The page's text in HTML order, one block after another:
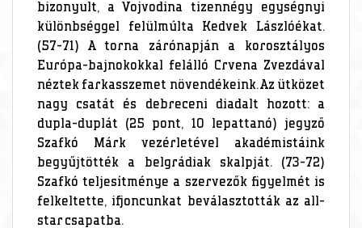
bizonyult, a Vojvodina tizennégy egységnyi
különbséggel felülmúlta Kedvek Lászlóékat.
(57-71) A torna zárónapján a korosztályos
Európa-bajnokokkal felálló Crvena Zvezdával
néztek farkasszemet növendékeink. Az ütközet
nagy csatát és debreceni diadalt hozott: a
dupla-duplát (25 pont, 10 lepattanó) jegyző
Szafkó Márk vezérletével akadémistáink
begyűjtötték a belgrádiak skalpját. (73-72)
Szafkó teljesítménye a szervezők figyelmét is
felkeltette, ifjoncunkat beválasztották az all-
star csapatba.